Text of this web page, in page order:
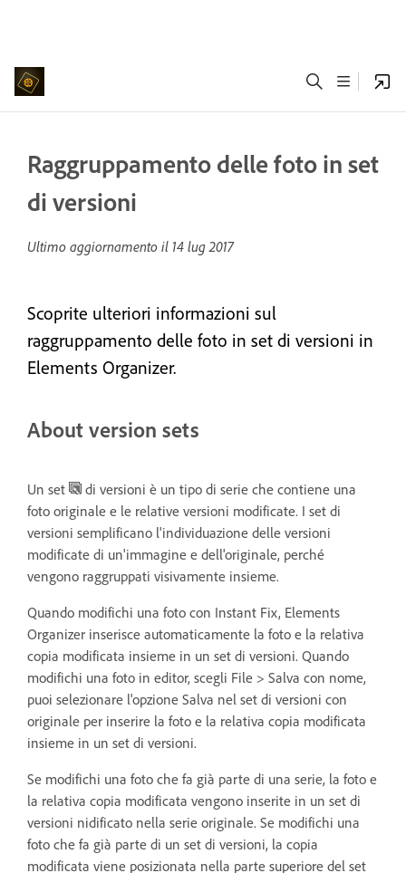
Raggruppamento delle foto in set
di versioni
Ultimo aggiornamento il 14 lug 2017
Scoprite ulteriori informazioni sul
raggruppamento delle foto in set di versioni in
Elements Organizer.
About version sets
Un set
di versioni è un tipo di serie che contiene una
foto originale e le relative versioni modificate. I set di
versioni semplificano l'individuazione delle versioni
modificate di un'immagine e dell'originale, perché
vengono raggruppati visivamente insieme.
Quando modifichi una foto con Instant Fix, Elements
Organizer inserisce automaticamente la foto e la relativa
copia modificata insieme in un set di versioni. Quando
modifichi una foto in editor, scegli File > Salva con nome,
puoi selezionare l'opzione Salva nel set di versioni con
originale per inserire la foto e la relativa copia modificata
insieme in un set di versioni.
Se modifichi una foto che fa già parte di una serie, la foto e
la relativa copia modificata vengono inserite in un set di
versioni nidificato nella serie originale. Se modifichi una
foto che fa già parte di un set di versioni, la copia
modificata viene posizionata nella parte superiore del set